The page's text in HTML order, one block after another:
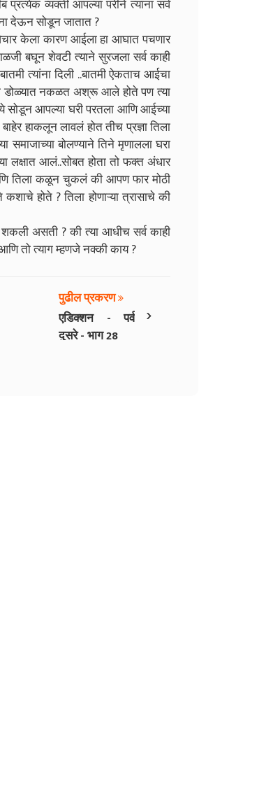
व्यक्ती आपल्या परीने त्यांना सर्व
देऊन सोडून जातात ?
केला कारण आईला हा आघात पचणार
बघून शेवटी त्याने सुरजला सर्व काही
त्यांना दिली ..बातमी ऐकताच आईचा
डोळ्यात नकळत अश्रू आले होते पण त्या
सोडून आपल्या घरी परतला आणि आईच्या
हाकलून लावलं होत तीच प्रज्ञा तिला
समाजाच्या बोलण्याने तिने मृणालला घरा
लक्षात आलं..सोबत होता तो फक्त अंधार
तिला कळून चुकलं की आपण फार मोठी
होते ? तिला होणाऱ्या त्रासाचे की
असती ? की त्या आधीच सर्व काही
तो त्याग म्हणजे नक्की काय ?
›
पुढील प्रकरण
एडिक्शन - पर्व
दुसरे - भाग 28